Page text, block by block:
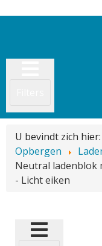
U bevindt zich hier:
Opbergen
Neutral ladenblok
- Licht eiken